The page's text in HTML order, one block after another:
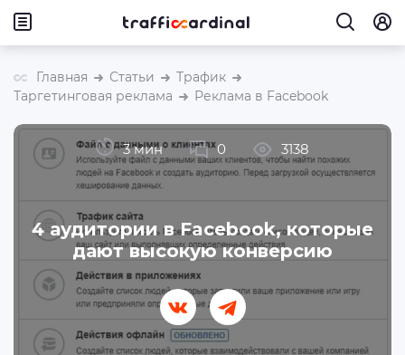
Главная Статьи
Трафик
Таргетинговая реклама
Реклама в Facebook
4 аудитории в Facebook, которые
дают высокую конверсию
3 мин 0 3138